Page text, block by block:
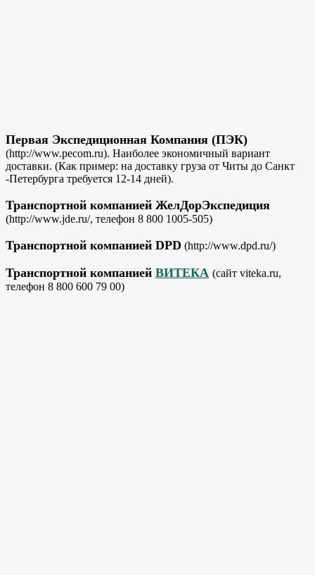
Первая Экспедиционная Компания (ПЭК)
(http://www.pecom.ru). Наиболее экономичный вариант
доставки. (Как пример: на доставку груза от Читы до Санкт
-Петербурга требуется 12-14 дней).
Транспортной компанией ЖелДорЭкспедиция
(http://www.jde.ru/, телефон 8 800 1005-505)
Транспортной компанией DPD (http://www.dpd.ru/)
Транспортной компанией ВИТЕКА (сайт viteka.ru,
телефон 8 800 600 79 00)